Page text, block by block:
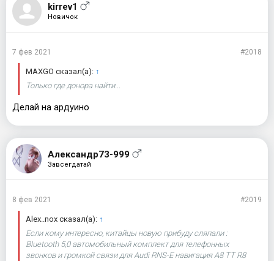
kirrev1
Новичок
#2018
7 фев 2021
MAXGO сказал(а): ↑
Только где донора найти...
Делай на ардуино
Александр73-999
Завсегдатай
#2019
8 фев 2021
Alex..nox сказал(а): ↑
Если кому интересно, китайцы новую прибуду сляпали :
Bluetooth 5,0 автомобильный комплект для телефонных
звонков и громкой связи для Audi RNS-E навигация A8 TT R8